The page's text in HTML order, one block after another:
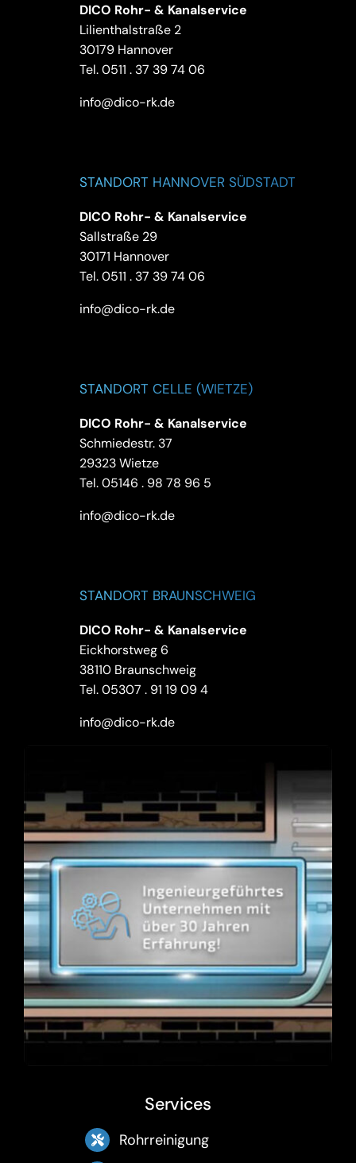
DICO Rohr- & Kanalservice
Lilienthalstraße 2
30179 Hannover
Tel.0511 . 37 39 74 06
info@dico-rk.de
STANDORT HANNOVER SÜDSTADT
DICO Rohr- & Kanalservice
Sallstraße 29
30171 Hannover
Tel.0511 . 37 39 74 06
info@dico-rk.de
STANDORT CELLE (WIETZE)
DICO Rohr- & Kanalservice
Schmiedestr. 37
29323 Wietze
Tel.05146 . 98 78 96 5
info@dico-rk.de
STANDORT BRAUNSCHWEIG
DICO Rohr- & Kanalservice
Eickhorstweg 6
38110 Braunschweig
Tel.05307 . 91 19 09 4
info@dico-rk.de
Services
Rohrreinigung